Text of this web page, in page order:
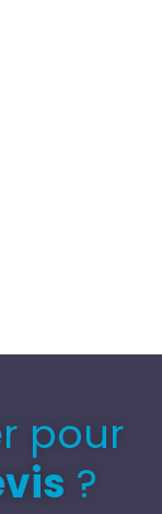
pour
?